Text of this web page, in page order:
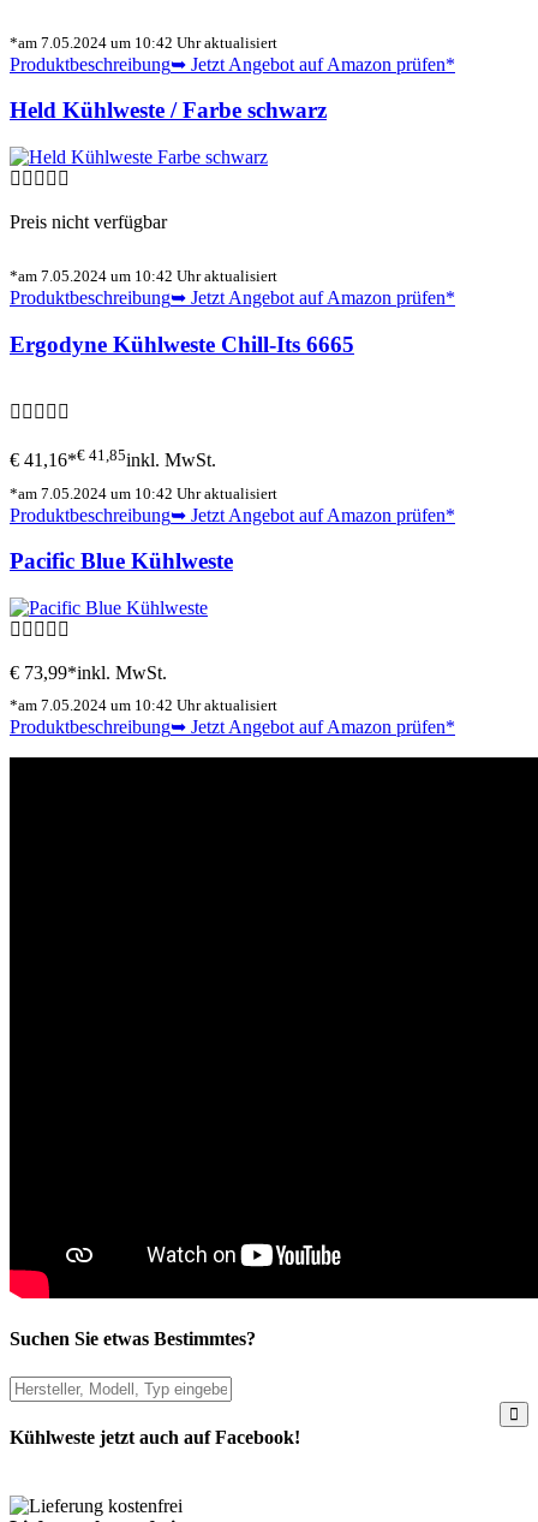
*am 7.05.2024 um 10:42 Uhr aktualisiert
Produktbeschreibung➥ Jetzt Angebot auf Amazon prüfen*
Held Kühlweste / Farbe schwarz
Preis nicht verfügbar
*am 7.05.2024 um 10:42 Uhr aktualisiert
Produktbeschreibung➥ Jetzt Angebot auf Amazon prüfen*
Ergodyne Kühlweste Chill-Its 6665
€ 41,16*€ 41,85inkl. MwSt.
*am 7.05.2024 um 10:42 Uhr aktualisiert
Produktbeschreibung➥ Jetzt Angebot auf Amazon prüfen*
Pacific Blue Kühlweste
€ 73,99*inkl. MwSt.
*am 7.05.2024 um 10:42 Uhr aktualisiert
Produktbeschreibung➥ Jetzt Angebot auf Amazon prüfen*
Suchen Sie etwas Bestimmtes?
Kühlweste jetzt auch auf Facebook!